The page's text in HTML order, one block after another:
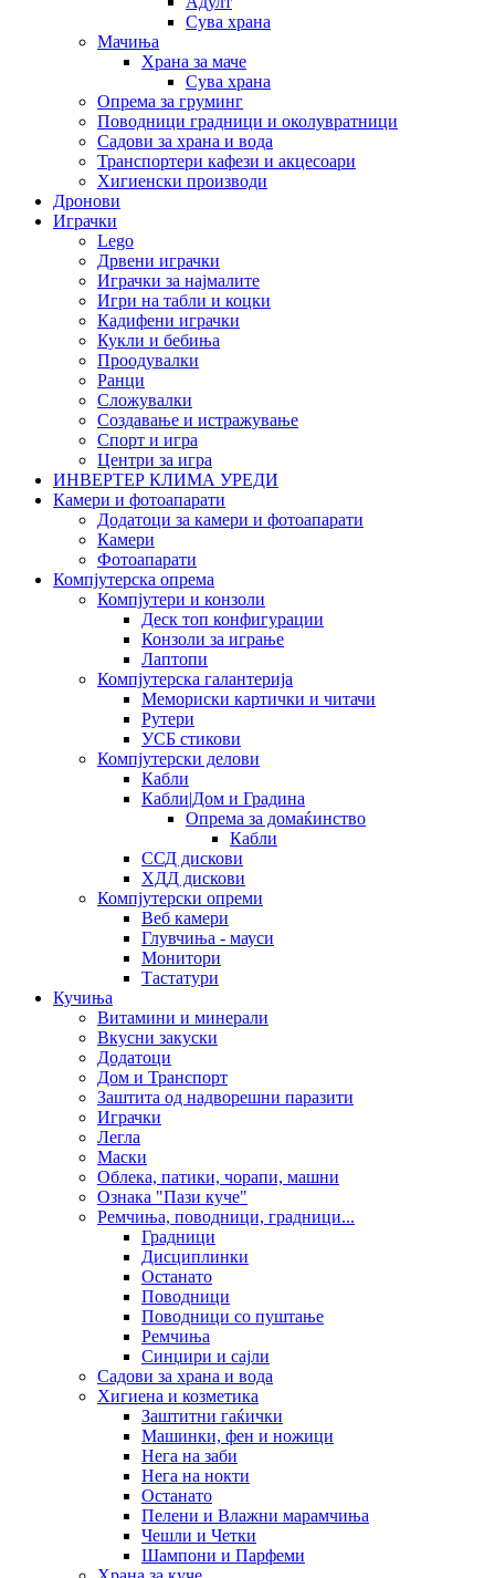
Сува храна
Мачиња
Храна за маче
Сува храна
Опрема за груминг
Поводници градници и околувратници
Садови за храна и вода
Транспортери кафези и акцесоари
Хигиенски производи
Дронови
Играчки
Lego
Дрвени играчки
Играчки за најмалите
Игри на табли и коцки
Кадифени играчки
Кукли и бебиња
Проодувалки
Ранци
Сложувалки
Создавање и истражување
Спорт и игра
Центри за игра
ИНВЕРТЕР КЛИМА УРЕДИ
Камери и фотоапарати
Додатоци за камери и фотоапарати
Камери
Фотоапарати
Компјутерска опрема
Компјутери и конзоли
Деск топ конфигурации
Конзоли за играње
Лаптопи
Компјутерска галантерија
Мемориски картички и читачи
Рутери
УСБ стикови
Компјутерски делови
Кабли
Кабли|Дом и Градина
Опрема за домаќинство
Кабли
ССД дискови
ХДД дискови
Компјутерски опреми
Веб камери
Глувчиња - мауси
Монитори
Тастатури
Кучиња
Витамини и минерали
Вкусни закуски
Додатоци
Дом и Транспорт
Заштита од надворешни паразити
Играчки
Легла
Маски
Облека, патики, чорапи, машни
Ознака "Пази куче"
Ремчиња, поводници, градници...
Градници
Дисциплинки
Останато
Поводници
Поводници со пуштање
Ремчиња
Синџири и сајли
Садови за храна и вода
Хигиена и козметика
Заштитни гаќички
Машинки, фен и ножици
Нега на заби
Нега на нокти
Останато
Пелени и Влажни марамчиња
Чешли и Четки
Шампони и Парфеми